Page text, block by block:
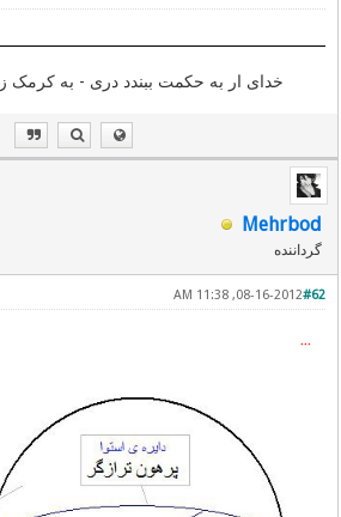
خدای ار به حکمت ببندد دری - به کرمک
Mehrbod
گرداننده
#62
08-16-2012, 11:38 AM
٭٭٭